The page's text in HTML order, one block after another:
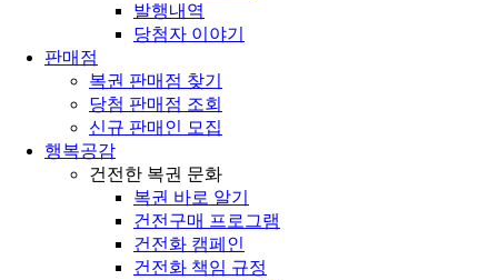
발행내역
당첨자 이야기
판매점
복권 판매점 찾기
당첨 판매점 조회
신규 판매인 모집
행복공감
건전한 복권 문화
복권 바로 알기
건전구매 프로그램
건전화 캠페인
건전화 책임 규정